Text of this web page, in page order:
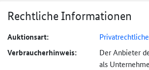
Rechtliche Informationen
Auktionsart:
Verbraucher­hinweis:
Der Anbieter
als